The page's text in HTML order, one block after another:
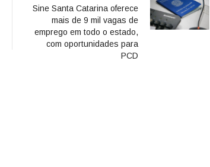
Sine Santa Catarina oferece
mais de 9 mil vagas de
emprego em todo o estado,
com oportunidades para
PCD